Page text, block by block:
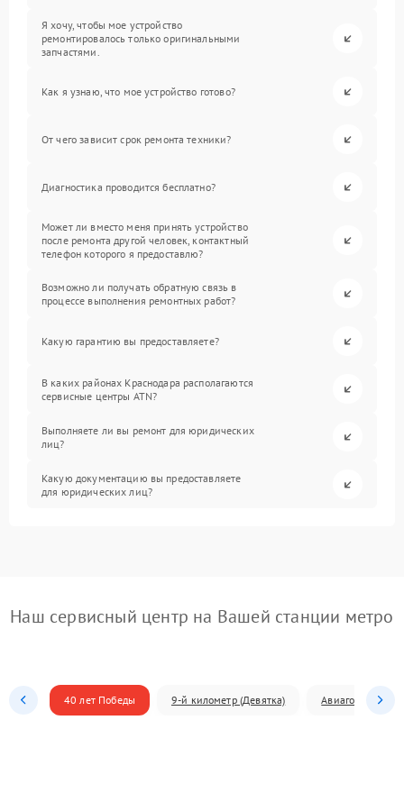
Я хочу, чтобы мое устройство
ремонтировалось только оригинальными
запчастями.
Как я узнаю, что мое устройство готово?
От чего зависит срок ремонта техники?
Диагностика проводится бесплатно?
Может ли вместо меня принять устройство
после ремонта другой человек, контактный
телефон которого я предоставлю?
Возможно ли получать обратную связь в
процессе выполнения ремонтных работ?
Какую гарантию вы предоставляете?
В каких районах Краснодара располагаются
сервисные центры ATN?
Выполняете ли вы ремонт для юридических
лиц?
Какую документацию вы предоставляете
для юридических лиц?
Наш сервисный центр на Вашей станции метро
40 лет Победы 9-й километр (Девятка) Авиагородок